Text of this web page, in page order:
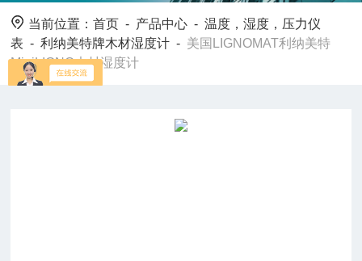
当前位置：首页 - 产品中心 -温度，湿度，压力仪
表 -利纳美特牌木材湿度计 - 美国LIGNOMAT利纳美特
MiniLIGNO木材湿度计